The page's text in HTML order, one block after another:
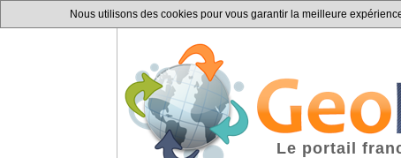
Nous utilisons des cookies pour vous garantir la meilleure
Le portail